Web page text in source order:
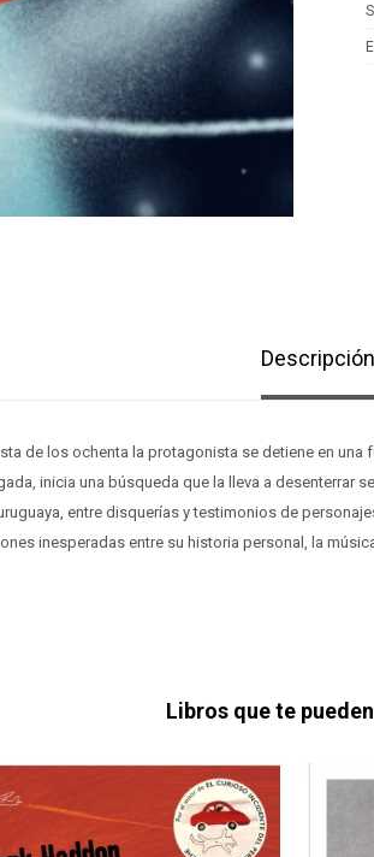
Descripción
de los ochenta la protagonista se detiene en
inicia una búsqueda que la lleva a desenterrar
entre disquerías y testimonios de
inesperadas entre su historia personal, la
Libros que te